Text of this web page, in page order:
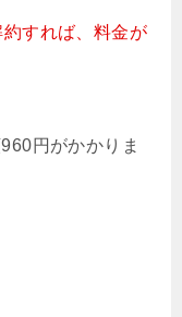
すれば、料金が
円がかかりま